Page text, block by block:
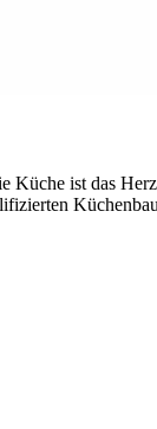
ist das